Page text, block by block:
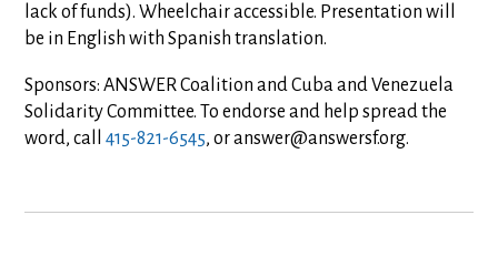
lack of funds). Wheelchair accessible. Presentation will
be in English with Spanish translation.
Sponsors: ANSWER Coalition and Cuba and Venezuela
Solidarity Committee. To endorse and help spread the
word, call415-821-6545, oranswer@answersf.org.